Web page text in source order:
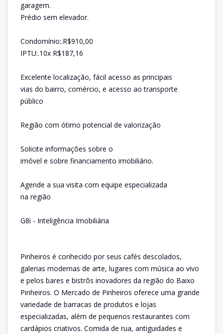
garagem.
Prédio sem elevador.
Condomínio:.R$910,00
IPTU:.10x R$187,16
Excelente localização, fácil acesso as principais
vias do bairro, comércio, e acesso ao transporte
público
Região com ótimo potencial de valorização
Solicite informações sobre o
imóvel e sobre financiamento imobiliário.
Agende a sua visita com equipe especializada
na região
G8i - Inteligência Imobiliária
Pinheiros é conhecido por seus cafés descolados,
galerias modernas de arte, lugares com música ao vivo
e pelos bares e bistrôs inovadores da região do Baixo
Pinheiros. O Mercado de Pinheiros oferece uma grande
variedade de barracas de produtos e lojas
especializadas, além de pequenos restaurantes com
cardápios criativos. Comida de rua, antiguidades e